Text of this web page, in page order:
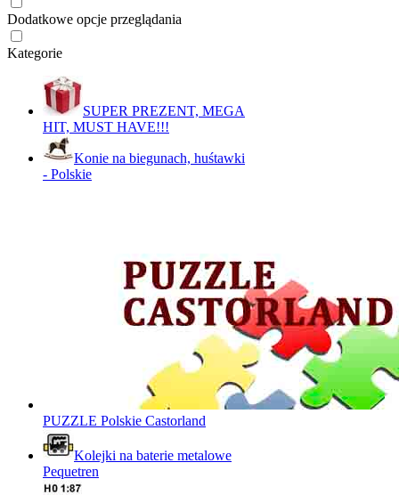
Dodatkowe opcje przeglądania
Kategorie
SUPER PREZENT, MEGA
HIT, MUST HAVE!!!
Konie na biegunach, huśtawki
- Polskie
PUZZLE Polskie Castorland
Kolejki na baterie metalowe
Pequetren